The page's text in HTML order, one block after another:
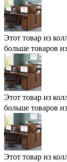
Этот товар из
больше товаров
Этот товар из
больше товаров
Этот товар из